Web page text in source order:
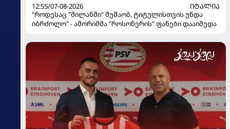
12:55/07-08-2026
ᲘᲢᲐᲚᲘᲐ
"როდესაც "მილანში" მუშაობ, ტიტულისთვის უნდა
იბრძოლო" - ამორიმმა "როსონერის" ფანები დააიმედა